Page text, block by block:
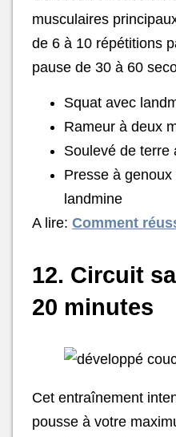
musculaires
de 6 à 10 répétitions
pause de 30 à 60
Squat avec
Rameur à deux
Soulevé de terre
Presse à
landmine
A lire: Comment
12. Circuit
20 minutes
Cet entraînement
pousse à votre